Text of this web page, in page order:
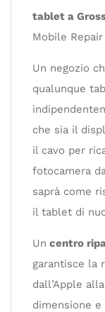
tablet a
Mobile
Un negozio
qualunque
che sia il
il cavo per
fotocamera
saprà come
il tablet di
Un centro
garantisce la
dall’Apple
dimensione